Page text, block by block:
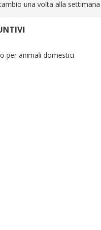
una volta alla settimana
per animali domestici